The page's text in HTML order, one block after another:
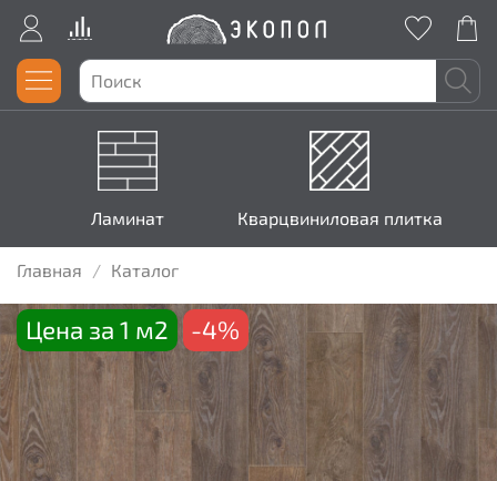
Ламинат Кварцвиниловая плитка
Главная Каталог
Цена за 1 м2 -4%